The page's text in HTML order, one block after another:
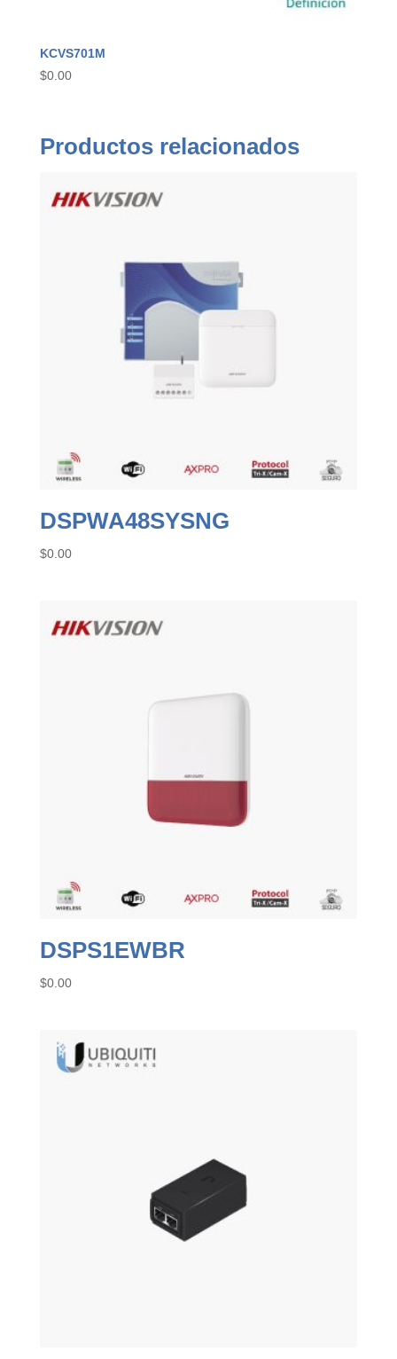
KCVS701M
$0.00
Productos relacionados
DSPWA48SYSNG
$0.00
DSPS1EWBR
$0.00